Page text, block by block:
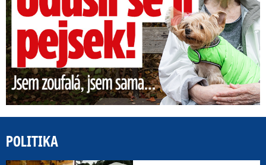
POLITIKA